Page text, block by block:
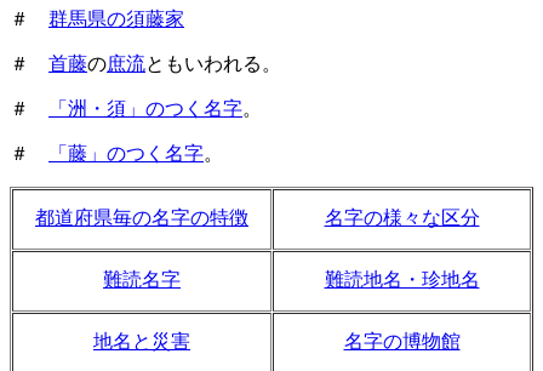
＃ 群馬県の須藤家
＃ 首藤の庶流ともいわれる。
＃ 「洲・須」のつく名字。
＃ 「藤」のつく名字。
都道府県毎の名字の特徴 名字の様々な区分
難読名字 難読地名・珍地名
地名と災害 名字の博物館